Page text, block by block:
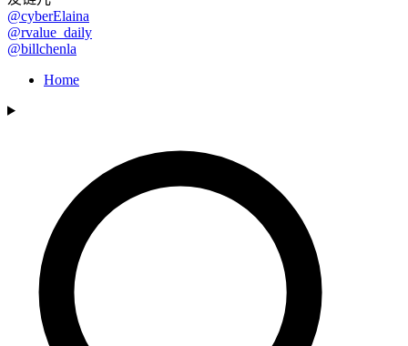
@cyberElaina
@rvalue_daily
@billchenla
Home